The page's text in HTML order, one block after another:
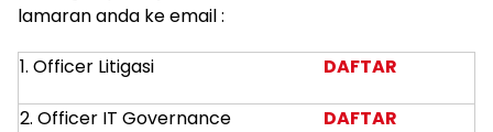
lamaran anda ke email :
1. Officer Litigasi
DAFTAR
2. Officer IT Governance DAFTAR